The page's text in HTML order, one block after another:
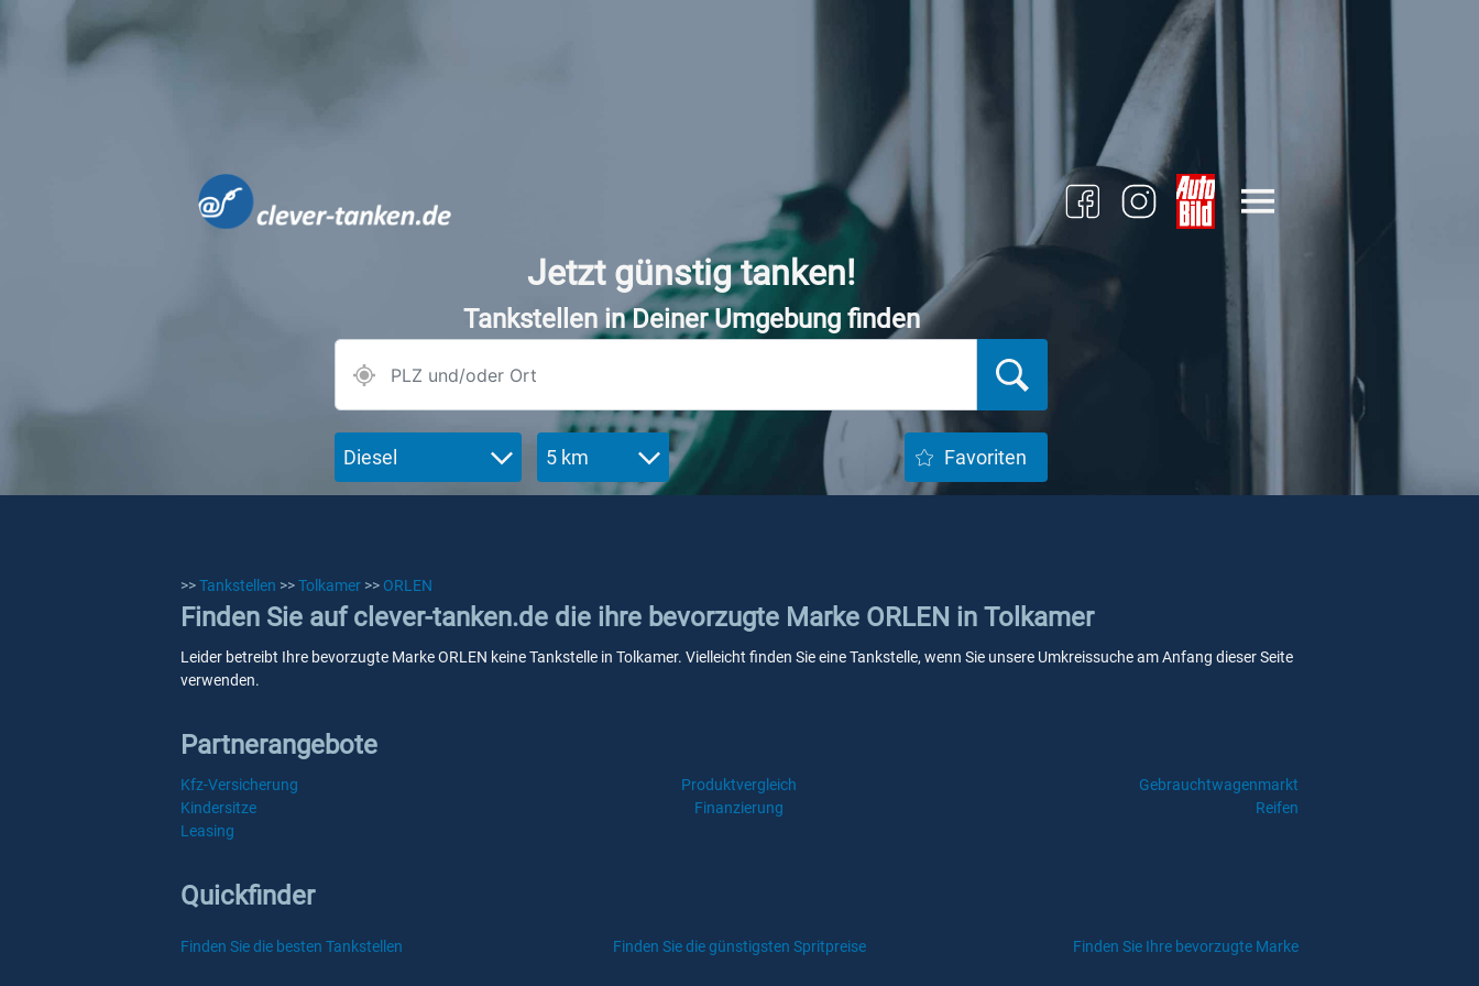
Jetzt günstig tanken!
Tankstellen in Deiner Umgebung finden
Diesel 5 km Favoriten
>>Tankstellen >>Tolkamer >> ORLEN
Finden Sie auf clever-tanken.de die ihre bevorzugte Marke ORLEN in Tolkamer
Leider betreibt Ihre bevorzugte Marke ORLEN keine Tankstelle in Tolkamer. Vielleicht finden Sie eine Tankstelle, wenn Sie unsere Umkreissuche am Anfang dieser Seite
verwenden.
Partnerangebote
Kfz-Versicherung Produktvergleich
Gebrauchtwagenmarkt
Kindersitze
Finanzierung
Reifen
Leasing
Quickfinder
Finden Sie die besten Tankstellen Finden Sie die günstigsten Spritpreise Finden Sie Ihre bevorzugte Marke